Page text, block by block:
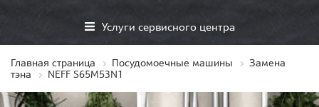
Услуги сервисного центра
Главная страница Посудомоечные машины
Замена
тэна
NEFF S65M53N1